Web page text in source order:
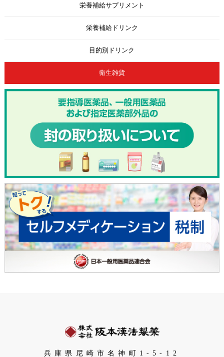
栄養補給サプリメント
栄養補給ドリンク
目的別ドリンク
衛生雑貨
兵庫県尼崎市名神町1-5-12